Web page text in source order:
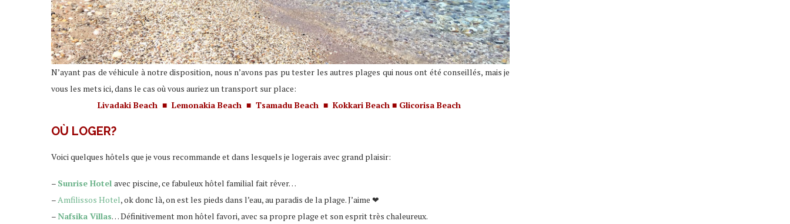
N’ayant pas de véhicule à notre disposition, nous n’avons pas pu tester les autres plages qui nous ont été conseillés, mais je
vous les mets ici, dans le cas où vous auriez un transport sur place:
Livadaki Beach ■ Lemonakia Beach ■ Tsamadu Beach ■ Kokkari Beach ■ Glicorisa Beach
OÙ LOGER?
Voici quelques hôtels que je vous recommande et dans lesquels je logerais avec grand plaisir:
– Sunrise Hotel avec piscine, ce fabuleux hôtel familial fait rêver…
–Amfilissos Hotel, ok donc là, on est les pieds dans l’eau, au paradis de la plage. J’aime ❤
–Nafsika Villas… Définitivement mon hôtel favori, avec sa propre plage et son esprit très chaleureux.